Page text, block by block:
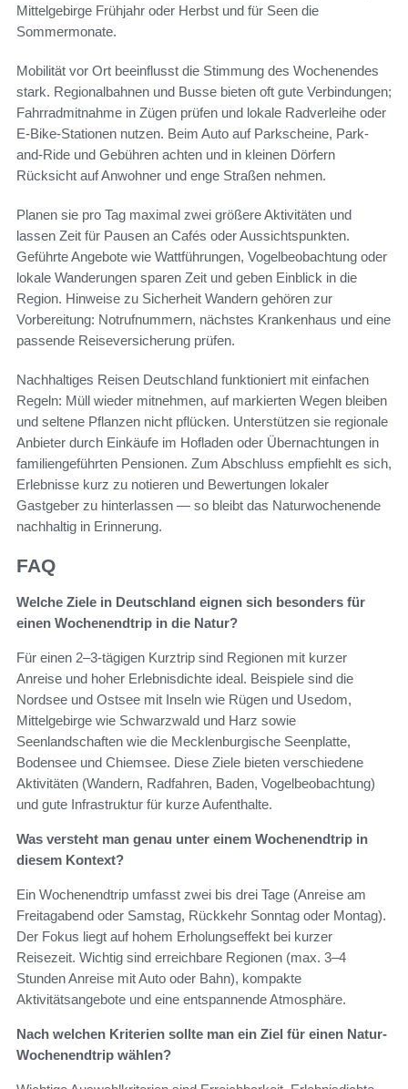
Mittelgebirge Frühjahr oder Herbst und für Seen die
Sommermonate.
Mobilität vor Ort beeinflusst die Stimmung des Wochenendes
stark. Regionalbahnen und Busse bieten oft gute Verbindungen;
Fahrradmitnahme in Zügen prüfen und lokale Radverleihe oder
E‑Bike-Stationen nutzen. Beim Auto auf Parkscheine, Park-
and-Ride und Gebühren achten und in kleinen Dörfern
Rücksicht auf Anwohner und enge Straßen nehmen.
Planen sie pro Tag maximal zwei größere Aktivitäten und
lassen Zeit für Pausen an Cafés oder Aussichtspunkten.
Geführte Angebote wie Wattführungen, Vogelbeobachtung oder
lokale Wanderungen sparen Zeit und geben Einblick in die
Region. Hinweise zu Sicherheit Wandern gehören zur
Vorbereitung: Notrufnummern, nächstes Krankenhaus und eine
passende Reiseversicherung prüfen.
Nachhaltiges Reisen Deutschland funktioniert mit einfachen
Regeln: Müll wieder mitnehmen, auf markierten Wegen bleiben
und seltene Pflanzen nicht pflücken. Unterstützen sie regionale
Anbieter durch Einkäufe im Hofladen oder Übernachtungen in
familiengeführten Pensionen. Zum Abschluss empfiehlt es sich,
Erlebnisse kurz zu notieren und Bewertungen lokaler
Gastgeber zu hinterlassen — so bleibt das Naturwochenende
nachhaltig in Erinnerung.
FAQ
Welche Ziele in Deutschland eignen sich besonders für
einen Wochenendtrip in die Natur?
Für einen 2–3‑tägigen Kurztrip sind Regionen mit kurzer
Anreise und hoher Erlebnisdichte ideal. Beispiele sind die
Nordsee und Ostsee mit Inseln wie Rügen und Usedom,
Mittelgebirge wie Schwarzwald und Harz sowie
Seenlandschaften wie die Mecklenburgische Seenplatte,
Bodensee und Chiemsee. Diese Ziele bieten verschiedene
Aktivitäten (Wandern, Radfahren, Baden, Vogelbeobachtung)
und gute Infrastruktur für kurze Aufenthalte.
Was versteht man genau unter einem Wochenendtrip in
diesem Kontext?
Ein Wochenendtrip umfasst zwei bis drei Tage (Anreise am
Freitagabend oder Samstag, Rückkehr Sonntag oder Montag).
Der Fokus liegt auf hohem Erholungseffekt bei kurzer
Reisezeit. Wichtig sind erreichbare Regionen (max. 3–4
Stunden Anreise mit Auto oder Bahn), kompakte
Aktivitätsangebote und eine entspannende Atmosphäre.
Nach welchen Kriterien sollte man ein Ziel für einen Natur-
Wochenendtrip wählen?